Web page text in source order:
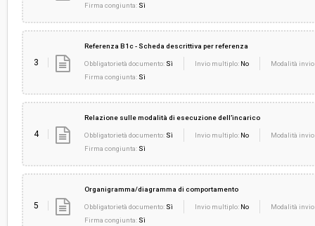
Firma congiunta: Sì
3
Referenza B1c - Scheda descrittiva per referenza
Obbligatorietà documento: Sì Invio multiplo: No
Modalità
Firma congiunta: Sì
4
Relazione sulle modalità di esecuzione dell’incarico
Obbligatorietà documento: Sì Invio multiplo: No
Modalità
Firma congiunta: Sì
5
Organigramma/diagramma di comportamento
Obbligatorietà documento: Sì Invio multiplo: No
Modalità
Firma congiunta: Sì